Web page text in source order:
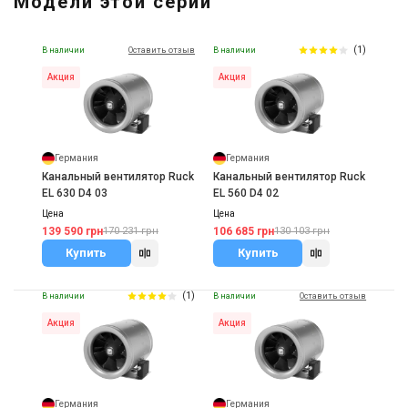
Купить
В наличии Оставить отзыв
Акция
Германия
Канальный вентилятор Ruck
EL 630 D4 03
Цена
139 590 грн170 231 грн
Купить
В наличии (1)
Акция
Германия
Канальный вентилятор Ruck
EL 560 D4 02
Цена
106 685 грн130 103 грн
Купить
В наличии (1)
Акция
Германия
В наличии Оставить отзыв
Акция
Германия